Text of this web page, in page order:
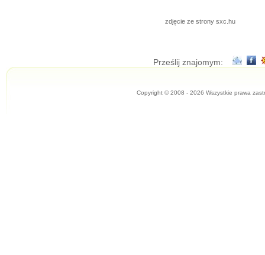
zdjęcie ze strony sxc.hu
Prześlij znajomym:
Copyright © 2008 - 2026 Wszystkie prawa